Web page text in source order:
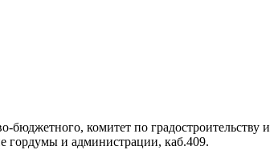
бюджетного, комитет по
гордумы и администрации, каб.409.